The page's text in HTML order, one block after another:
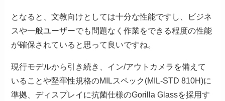
となると、文教向けとしては十分な性能ですし、ビジネ
スや一般ユーザーでも問題なく作業をできる程度の性能
が確保されていると思って良いですね。
現行モデルから引き続き、イン/アウトカメラを備えて
いることや堅牢性規格のMILスペック(MIL-STD 810H)に
準拠、ディスプレイに抗菌仕様のGorilla Glassを採用す